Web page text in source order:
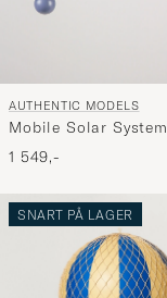
AUTHENTIC MODELS
Mobile Solar System
1 549,-
SNART PÅ LAGER